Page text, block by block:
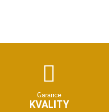
Garance
KVALITY